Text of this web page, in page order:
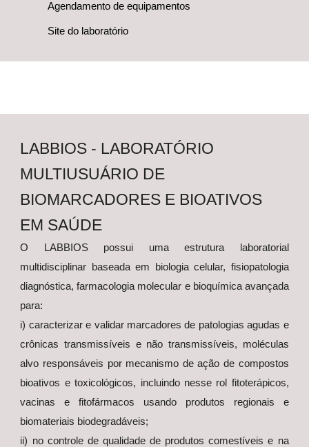
Agendamento de equipamentos
Site do laboratório
LABBIOS - LABORATÓRIO
MULTIUSUÁRIO DE
BIOMARCADORES E BIOATIVOS
EM SAÚDE
O LABBIOS possui uma estrutura laboratorial
multidisciplinar baseada em biologia celular, fisiopatologia
diagnóstica, farmacologia molecular e bioquímica avançada
para:
i) caracterizar e validar marcadores de patologias agudas e
crônicas transmissíveis e não transmissíveis, moléculas
alvo responsáveis por mecanismo de ação de compostos
bioativos e toxicológicos, incluindo nesse rol fitoterápicos,
vacinas e fitofármacos usando produtos regionais e
biomateriais biodegradáveis;
ii) no controle de qualidade de produtos comestíveis e na